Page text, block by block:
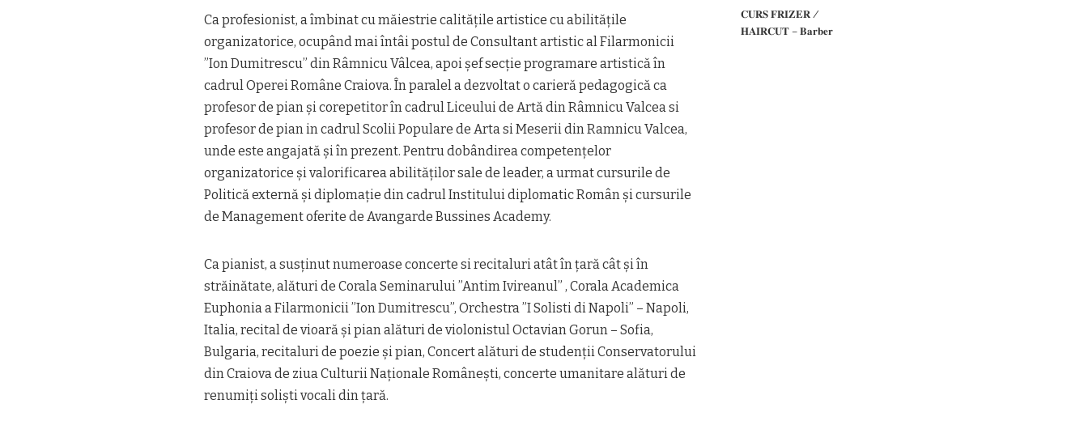
Ca profesionist, a îmbinat cu măiestrie calitățile artistice cu abilitățile
organizatorice, ocupând mai întâi postul de Consultant artistic al Filarmonicii
”Ion Dumitrescu” din Râmnicu Vâlcea, apoi șef secție programare artistică în
cadrul Operei Române Craiova. În paralel a dezvoltat o carieră pedagogică ca
profesor de pian și corepetitor în cadrul Liceului de Artă din Râmnicu Valcea si
profesor de pian in cadrul Scolii Populare de Arta si Meserii din Ramnicu Valcea,
unde este angajată și în prezent. Pentru dobândirea competențelor
organizatorice și valorificarea abilităților sale de leader, a urmat cursurile de
Politică externă și diplomație din cadrul Institului diplomatic Român și cursurile
de Management oferite de Avangarde Bussines Academy.
Ca pianist, a susținut numeroase concerte si recitaluri atât în țară cât și în
străinătate, alături de Corala Seminarului ”Antim Ivireanul” , Corala Academica
Euphonia a Filarmonicii ”Ion Dumitrescu”, Orchestra ”I Solisti di Napoli” – Napoli,
Italia, recital de vioară și pian alături de violonistul Octavian Gorun – Sofia,
Bulgaria, recitaluri de poezie și pian, Concert alături de studenții Conservatorului
din Craiova de ziua Culturii Naționale Românești, concerte umanitare alături de
renumiți soliști vocali din țară.
𝐂𝐔𝐑𝐒 𝐅𝐑𝐈𝐙𝐄𝐑 /
𝐇𝐀𝐈𝐑𝐂𝐔𝐓 – 𝐁𝐚𝐫𝐛𝐞𝐫